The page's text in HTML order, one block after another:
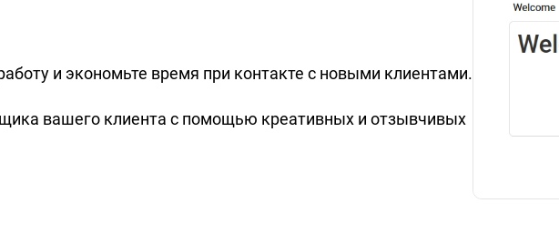
и экономьте время при контакте с новыми клиентами.
вашего клиента с помощью креативных и отзывчивых